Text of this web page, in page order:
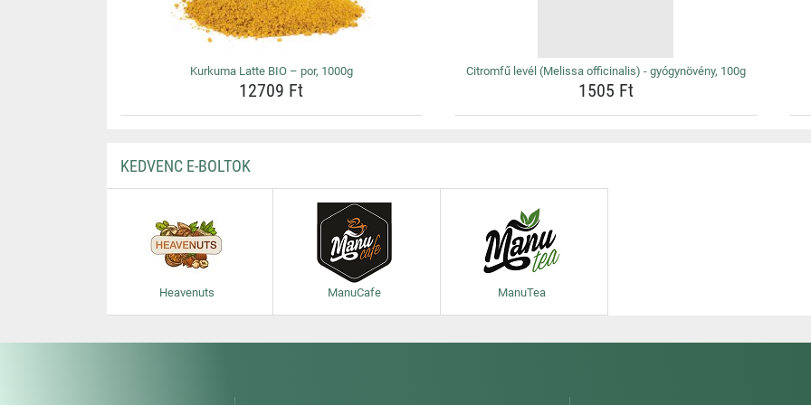
Kurkuma Latte BIO – por, 1000g
12709 Ft
Citromfű levél (Melissa officinalis) - gyógynövény, 100g
1505 Ft
KEDVENC E-BOLTOK
Heavenuts ManuCafe ManuTea